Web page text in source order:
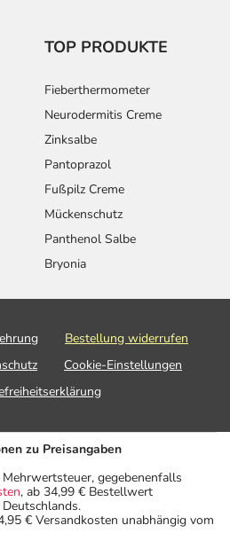
TOP PRODUKTE
Fieberthermometer
Neurodermitis Creme
Zinksalbe
Pantoprazol
Fußpilz Creme
Mückenschutz
Panthenol Salbe
Bryonia
Bestellung widerrufen
Cookie-Einstellungen
zu Preisangaben
gegebenenfalls
, ab 34,99 € Bestellwert
€ Versandkosten unabhängig vom